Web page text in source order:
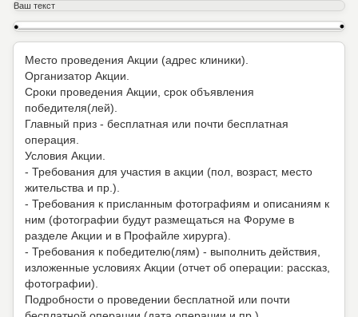
Ваш текст
Место проведения Акции (адрес клиники).
Организатор Акции.
Сроки проведения Акции, срок объявления
победителя(лей).
Главный приз - бесплатная или почти бесплатная
операция.
Условия Акции.
- Требования для участия в акции (пол, возраст, место
жительства и пр.).
- Требования к присланным фотографиям и описаниям к
ним (фотографии будут размещаться на Форуме в
разделе Акции и в Профайле хирурга).
- Требования к победителю(лям) - выполнить действия,
изложенные условиях Акции (отчет об операции: рассказ,
фотографии).
Подробности о проведении бесплатной или почти